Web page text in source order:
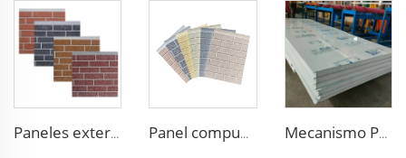
Paneles externos impermeables al aire libre de espuma de poliuretano paneles ignífugos aislados para paredes exteriores paneles de pared exterior de metal PU Panel compuesto de pared exterior con tamaño personalizado, material de fachada doble cara, panel decorativo de metal Mecanismo Panel de Espuma de EPS Sala Limpia Panel Arenque de Acero Colorido Antibacteriano para Taller de Fábrica